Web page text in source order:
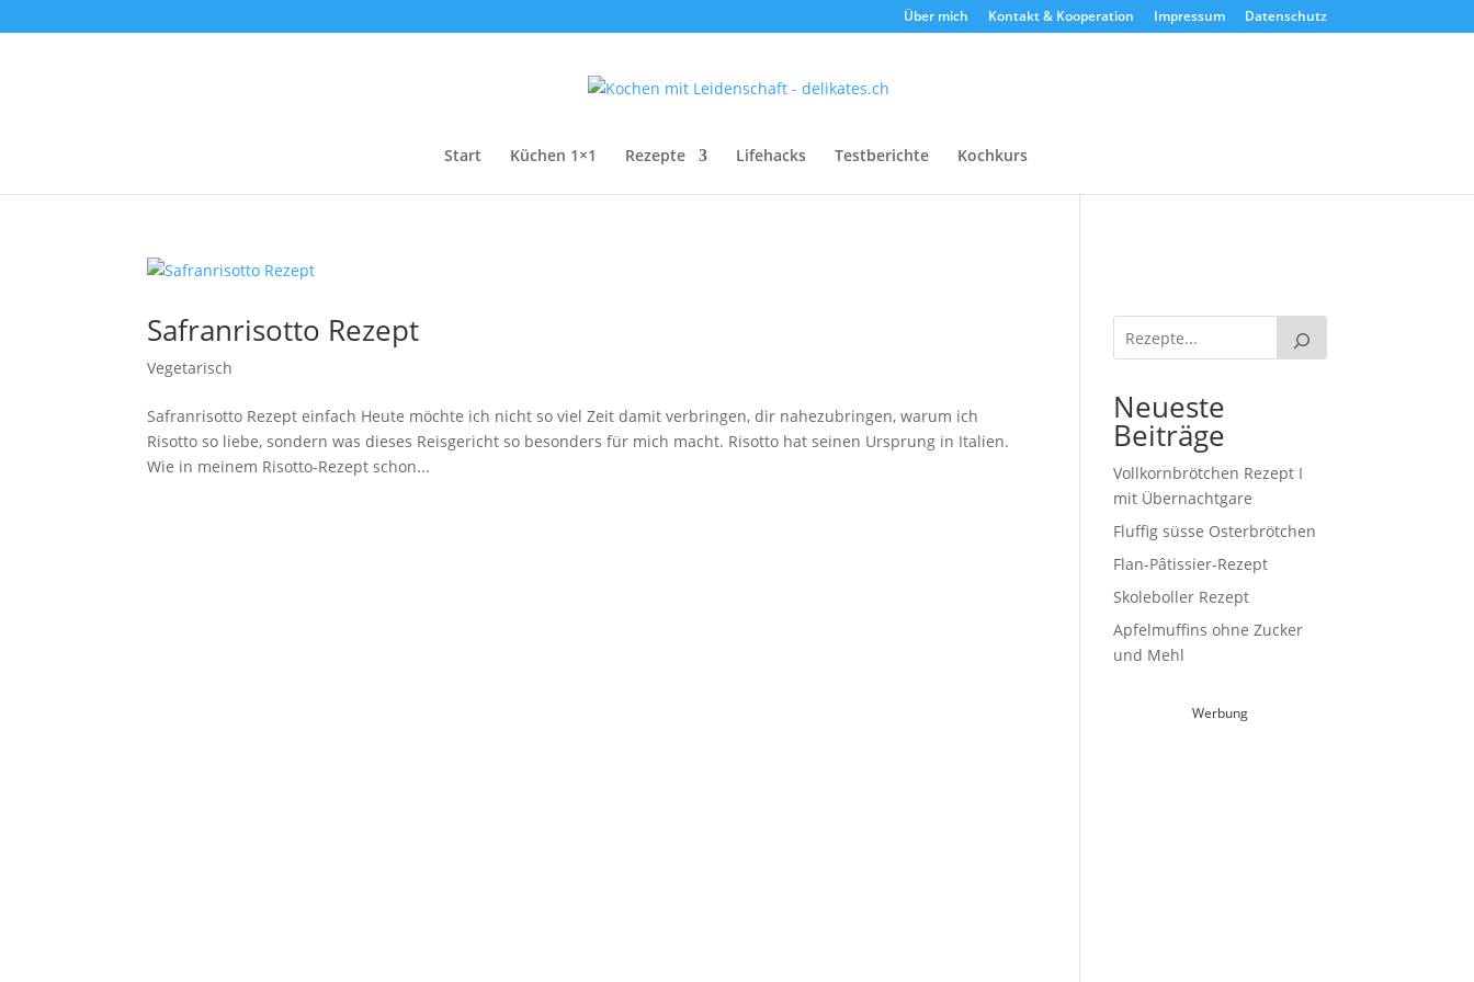
Über mich Kontakt & Kooperation Impressum Datenschutz
Start Küchen 1×1 Rezepte Lifehacks Testberichte Kochkurs
Safranrisotto Rezept
Vegetarisch
Safranrisotto Rezept einfach Heute möchte ich nicht so viel Zeit damit verbringen, dir nahezubringen, warum ich
Risotto so liebe, sondern was dieses Reisgericht so besonders für mich macht. Risotto hat seinen Ursprung in Italien.
Wie in meinem Risotto-Rezept schon...
Neueste
Beiträge
Vollkornbrötchen Rezept I
mit Übernachtgare
Fluffig süsse Osterbrötchen
Flan-Pâtissier-Rezept
Skoleboller Rezept
Apfelmuffins ohne Zucker
und Mehl
Werbung